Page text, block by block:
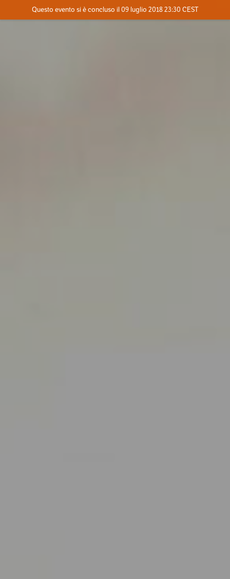
Dove
Questo evento si è concluso il 09 luglio 2018 23:30 CEST